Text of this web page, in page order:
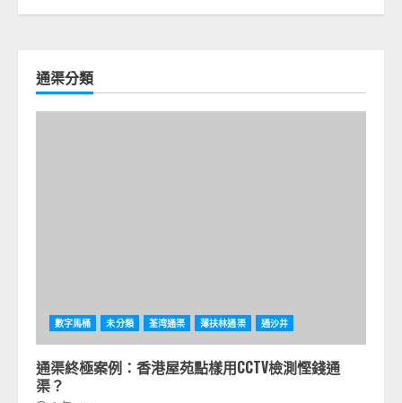
通渠分類
數字馬桶 未分類 荃湾通渠 薄扶林通渠 通沙井
通渠終極案例：香港屋苑點樣用CCTV檢測慳錢通
渠？